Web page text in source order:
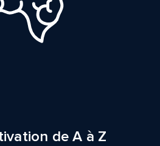
de A à Z